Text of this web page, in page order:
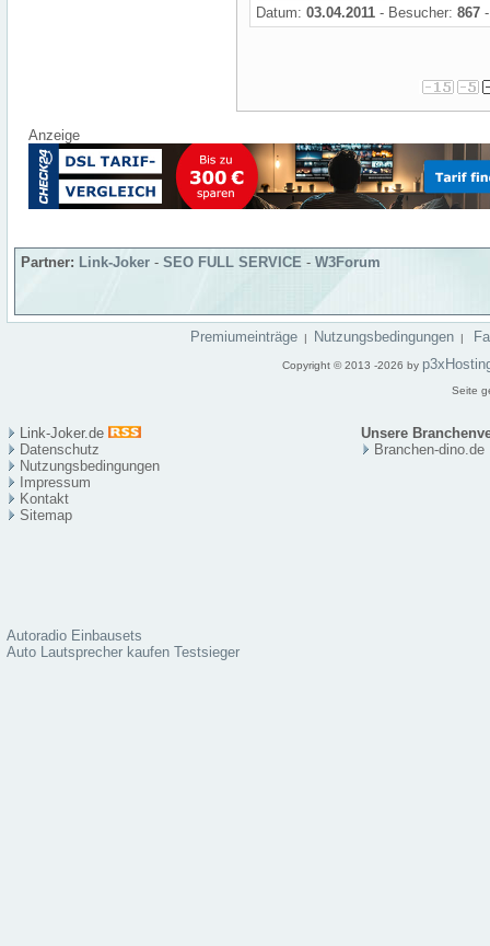
Datum: 03.04.2011 - Besucher: 867
Anzeige
Partner: Link-Joker - SEO FULL SERVICE - W3Forum
Premiumeinträge | Nutzungsbedingungen |
Copyright © 2013 -2026 by
Seite
Link-Joker.de
Unsere
Datenschutz
Nutzungsbedingungen
Impressum
Kontakt
Sitemap
Branchen-dino.de
Autoradio Einbausets
Auto Lautsprecher kaufen Testsieger